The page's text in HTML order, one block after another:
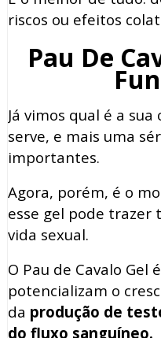
riscos ou efeitos
Pau De
Já vimos qual é a
serve, e mais uma
importantes.
Agora, porém, é o
esse gel pode trazer
vida sexual.
O Pau de Cavalo Gel
potencializam o
da produção de
do fluxo sanguíneo.